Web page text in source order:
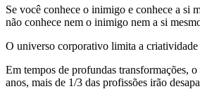
Se você conhece o inimigo e conhece a si
não conhece nem o inimigo nem a si
O universo corporativo limita a criatividade
Em tempos de profundas transformações,
anos, mais de 1/3 das profissões irão